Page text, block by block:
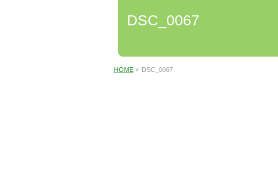
DSC_0067
HOME» DSC_0067